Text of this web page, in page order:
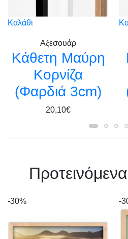
Καλάθι
Αξεσουάρ
Kάθετη Μαύρη
Κορνίζα
(Φαρδιά 3cm)
20,10€
-30% -